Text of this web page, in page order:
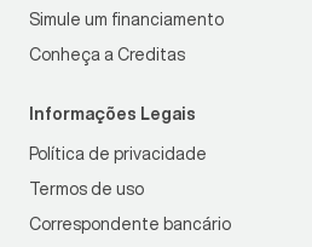
Simule um financiamento
Conheça a Creditas
Informações Legais
Política de privacidade
Termos de uso
Correspondente bancário